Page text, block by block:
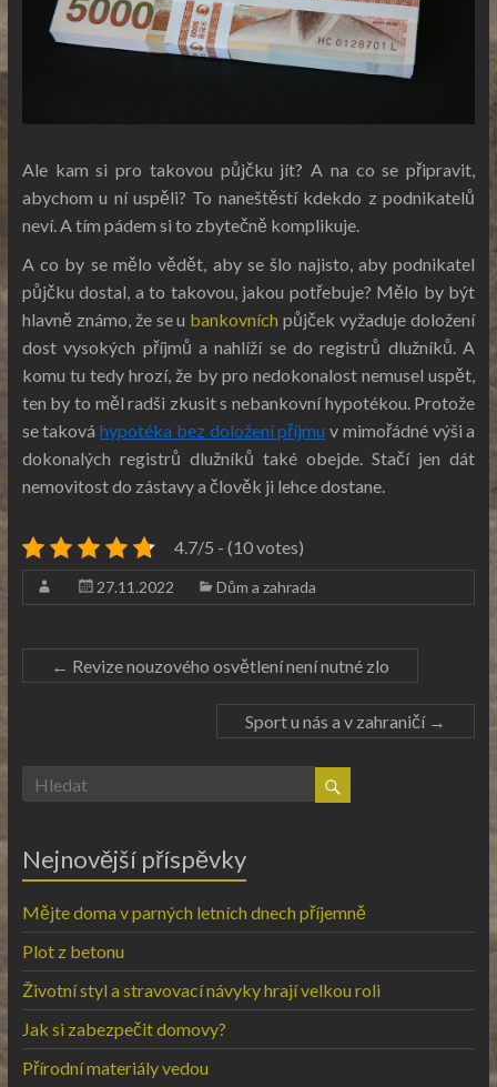
Ale kam si pro takovou půjčku jít? A na co se připravit,
abychom u ní uspěli? To naneštěstí kdekdo z podnikatelů
neví. A tím pádem si to zbytečně komplikuje.
A co by se mělo vědět, aby se šlo najisto, aby podnikatel
půjčku dostal, a to takovou, jakou potřebuje? Mělo by být
hlavně známo, že se u bankovních půjček vyžaduje doložení
dost vysokých příjmů a nahlíží se do registrů dlužníků. A
komu tu tedy hrozí, že by pro nedokonalost nemusel uspět,
ten by to měl radši zkusit s nebankovní hypotékou. Protože
se takováhypotéka bez doložení příjmu v mimořádné výši a
dokonalých registrů dlužníků také obejde. Stačí jen dát
nemovitost do zástavy a člověk ji lehce dostane.
4.7/5 - (10 votes)
27.11.2022 Dům a zahrada
← Revize nouzového osvětlení není nutné zlo
Sport u nás a v zahraničí →
Nejnovější příspěvky
Mějte doma v parných letních dnech příjemně
Plot z betonu
Životní styl a stravovací návyky hrají velkou roli
Jak si zabezpečit domovy?
Přírodní materiály vedou